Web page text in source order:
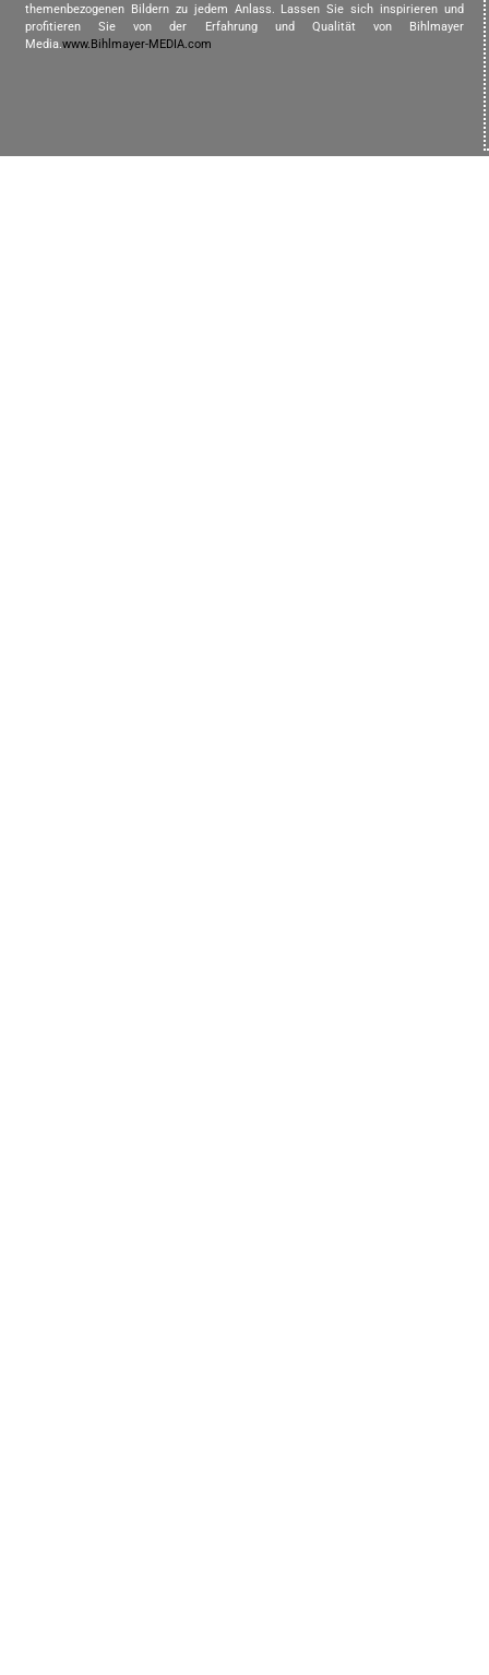
themenbezogenen Bildern zu jedem Anlass. Lassen Sie sich inspirieren und
profitieren Sie von der Erfahrung und Qualität von Bihlmayer
Media.www.Bihlmayer-MEDIA.com